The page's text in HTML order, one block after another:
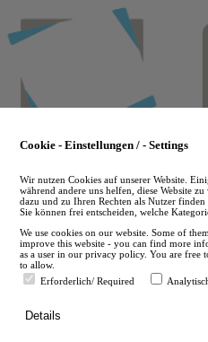
to
main
en
Cookie - Einstellungen / - Settings
Wir nutzen Cookies auf unserer Website.
während andere uns helfen, diese Website
dazu und zu Ihren Rechten als Nutzer finden
Sie können frei entscheiden, welche
We use cookies on our website. Some of
improve this website - you can find more
as a user in our privacy policy. You are free
to allow.
Erforderlich/ Required
Details